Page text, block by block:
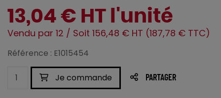
13,04 € HT l'unité
Vendu par 12 / Soit 156,48 € HT (187,78 € TTC)
Référence : E1015454
Je commande PARTAGER